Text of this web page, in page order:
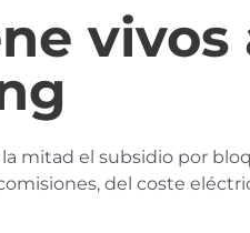
mitad el subsidio por
del coste